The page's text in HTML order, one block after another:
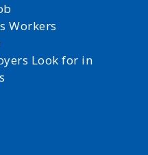
Workers
Look for in